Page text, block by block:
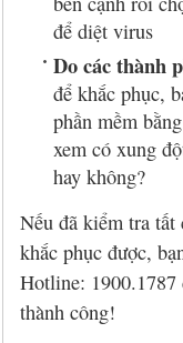
để diệt virus
Do các thành
để khắc phục,
phần mềm
xem có xung
hay không?
Nếu đã kiểm tra tất
khắc phục được,
Hotline: 1900.1787
thành công!